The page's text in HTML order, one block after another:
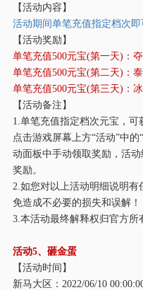
【活动内容】
活动期间单笔充值指定档次
【活动奖励】
单笔充值500元宝(第一天)：
单笔充值500元宝(第二天)：
单笔充值500元宝(第三天)：
【活动备注】
1.单笔充值指定档次元宝，
点击游戏屏幕上方“活动”中
动面板中手动领取奖励，活
奖励。
2.如您对以上活动明细说明
免造成不必要的损失和误解！
3.本活动最终解释权归官方所
活动5、砸金蛋
【活动时间】
新马大区： 2022/06/10